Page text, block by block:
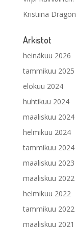
Kristiina Dragon
Arkistot
heinäkuu 2026
tammikuu 2025
elokuu 2024
huhtikuu 2024
maaliskuu 2024
helmikuu 2024
tammikuu 2024
maaliskuu 2023
maaliskuu 2022
helmikuu 2022
tammikuu 2022
maaliskuu 2021